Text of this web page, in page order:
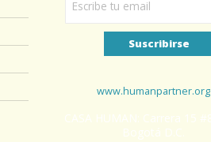
www.humanpartner.org